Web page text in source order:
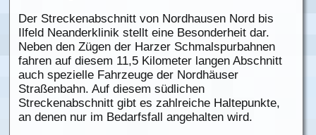
Der Streckenabschnitt von Nordhausen Nord bis
Ilfeld Neanderklinik stellt eine Besonderheit dar.
Neben den Zügen der Harzer Schmalspurbahnen
fahren auf diesem 11,5 Kilometer langen Abschnitt
auch spezielle Fahrzeuge der Nordhäuser
Straßenbahn. Auf diesem südlichen
Streckenabschnitt gibt es zahlreiche Haltepunkte,
an denen nur im Bedarfsfall angehalten wird.